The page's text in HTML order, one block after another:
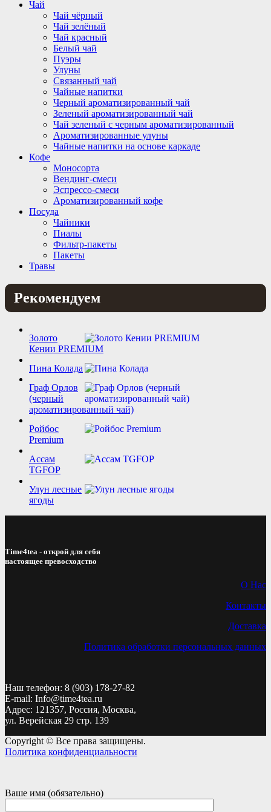
Чай
Чай чёрный
Чай зелёный
Чай красный
Белый чай
Пуэры
Улуны
Связанный чай
Чайные напитки
Черный ароматизированный чай
Зеленый ароматизированный чай
Чай зеленый с черным ароматизированный
Ароматизированные улуны
Чайные напитки на основе каркаде
Кофе
Моносорта
Вендинг-смеси
Эспрессо-смеси
Ароматизированный кофе
Посуда
Чайники
Пиалы
Фильтр-пакеты
Пакеты
Травы
Рекомендуем
Золото
Кении PREMIUM
Пина Колада
Граф Орлов
(черный
ароматизированный чай)
Ройбос
Premium
Ассам
TGFOP
Улун лесные
ягоды
Time4tea - открой для себя
настоящее превосходство
О Нас
Контакты
Доставка
Политика обработки персональных данных
Наш телефон: 8 (903) 178-27-82
E-mail: Info@time4tea.ru
Адрес: 121357, Россия, Москва,
ул. Верейская 29 стр. 139
Copyright © Все права защищены.
Политика конфиденциальности
Ваше имя (обязательно)